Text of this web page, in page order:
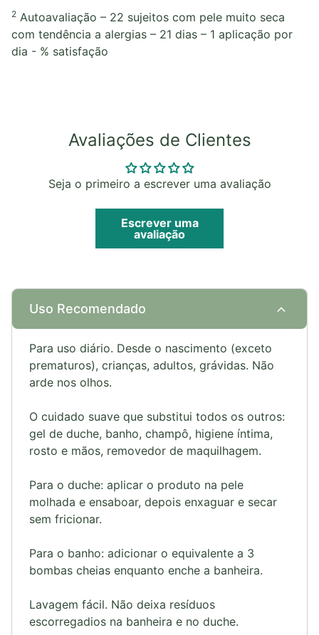
2 Autoavaliação – 22 sujeitos com pele muito seca
com tendência a alergias – 21 dias – 1 aplicação por
dia - % satisfação
Avaliações de Clientes
Seja o primeiro a escrever uma avaliação
Escrever uma
avaliação
Uso Recomendado expand_more
Para uso diário. Desde o nascimento (exceto
prematuros), crianças, adultos, grávidas. Não
arde nos olhos.
O cuidado suave que substitui todos os outros:
gel de duche, banho, champô, higiene íntima,
rosto e mãos, removedor de maquilhagem.
Para o duche: aplicar o produto na pele
molhada e ensaboar, depois enxaguar e secar
sem fricionar.
Para o banho: adicionar o equivalente a 3
bombas cheias enquanto enche a banheira.
Lavagem fácil. Não deixa resíduos
escorregadios na banheira e no duche.